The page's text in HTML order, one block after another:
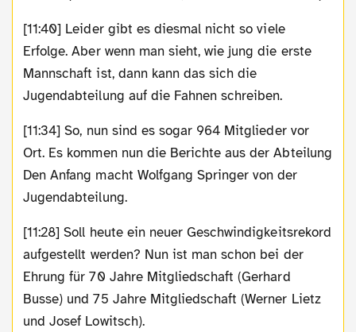
[11:40] Leider gibt es diesmal nicht so viele
Erfolge. Aber wenn man sieht, wie jung die erste
Mannschaft ist, dann kann das sich die
Jugendabteilung auf die Fahnen schreiben.
[11:34] So, nun sind es sogar 964 Mitglieder vor
Ort. Es kommen nun die Berichte aus der Abteilung
Den Anfang macht Wolfgang Springer von der
Jugendabteilung.
[11:28] Soll heute ein neuer Geschwindigkeitsrekord
aufgestellt werden? Nun ist man schon bei der
Ehrung für 70 Jahre Mitgliedschaft (Gerhard
Busse) und 75 Jahre Mitgliedschaft (Werner Lietz
und Josef Lowitsch).